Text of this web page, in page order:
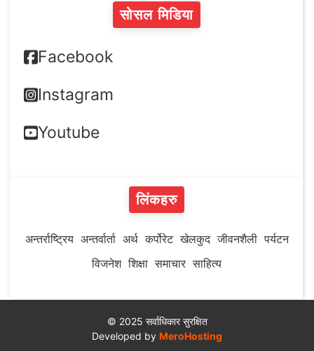
सोसल मिडिया
Facebook
Instagram
Youtube
लिंकहरु
अन्तर्राष्ट्रिय अन्तर्वार्ता अर्थ कर्पोरेट खेलकुद जीवनशैली पर्यटन
विजनेश शिक्षा समाचार साहित्य
© 2025 सर्वाधिकार सुरक्षित
Developed by MeroHosting